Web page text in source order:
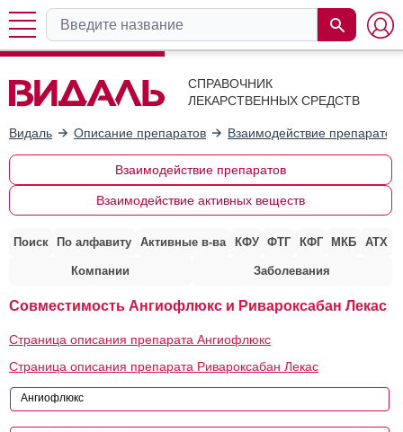
СПРАВОЧНИК
ЛЕКАРСТВЕННЫХ СРЕДСТВ
Видаль Описание препаратов Взаимодействие препаратов
Взаимодействие препаратов
Взаимодействие активных веществ
Поиск По алфавиту Активные в-ва КФУ ФТГ КФГ МКБ АТХ
Компании Заболевания
Совместимость Ангиофлюкс и Ривароксабан Лекас
Страница описания препарата Ангиофлюкс
Страница описания препарата Ривароксабан Лекас